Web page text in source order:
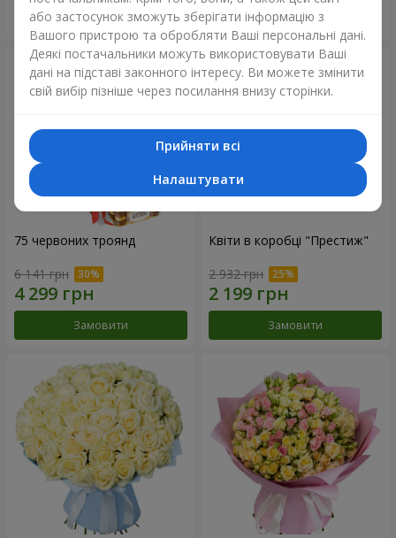
Замовити Замовити
75 червоних троянд
6 141 грн
Замовити
Квіти в коробці "Престиж"
2 932 грн
Замовити
або застосунок зможуть зберігати інформацію з
Вашого пристрою та обробляти Ваші персональні дані.
Деякі постачальники можуть використовувати Ваші
дані на підставі законного інтересу. Ви можете змінити
свій вибір пізніше через посилання внизу сторінки.
Прийняти всі
Налаштувати